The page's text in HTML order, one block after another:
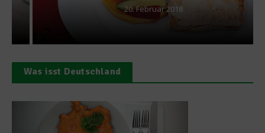
20. Februar 2018
Was isst Deutschland